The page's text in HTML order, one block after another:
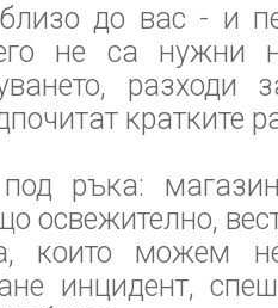
до вас - и
не са нужни
разходи
кратките
ръка:
освежително,
които можем
инцидент,